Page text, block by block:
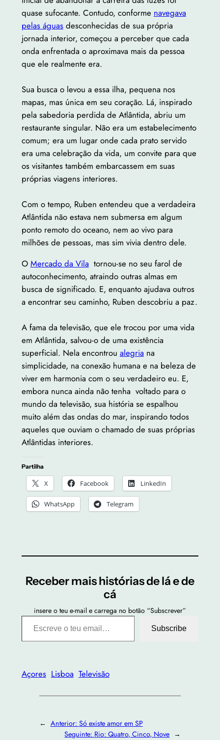
quase sufocante. Contudo, conforme navegava
pelas águasdesconhecidas de sua própria
jornada interior, começou a perceber que cada
onda enfrentada o aproximava mais da pessoa
que ele realmente era.
Sua busca o levou a essa ilha, pequena nos
mapas, mas única em seu coração. Lá, inspirado
pela sabedoria perdida de Atlântida, abriu um
restaurante singular. Não era um estabelecimento
comum; era um lugar onde cada prato servido
era uma celebração da vida, um convite para que
os visitantes também embarcassem em suas
próprias viagens interiores.
Com o tempo, Ruben entendeu que a verdadeira
Atlântida não estava nem submersa em algum
ponto remoto do oceano, nem ao vivo para
milhões de pessoas, mas sim vivia dentro dele.
O Mercado da Vila tornou-se no seu farol de
autoconhecimento, atraindo outras almas em
busca de significado. E, enquanto ajudava outros
a encontrar seu caminho, Ruben descobriu a paz.
A fama da televisão, que ele trocou por uma vida
em Atlântida, salvou-o de uma existência
superficial. Nela encontrou alegria na
simplicidade, na conexão humana e na beleza de
viver em harmonia com o seu verdadeiro eu. E,
embora nunca ainda não tenha voltado para o
mundo da televisão, sua história se espalhou
muito além das ondas do mar, inspirando todos
aqueles que ouviam o chamado de suas próprias
Atlântidas interiores.
Partilha
X Facebook LinkedIn
WhatsApp Telegram
Receber mais histórias de lá e de
cá
insere o teu e-mail e carrega no botão “Subscrever”
Escreve o teu email…
Subscribe
Açores Lisboa Televisão
← Anterior: Só existe amor em SP
Seguinte: Rio: Quatro, Cinco, Nove →